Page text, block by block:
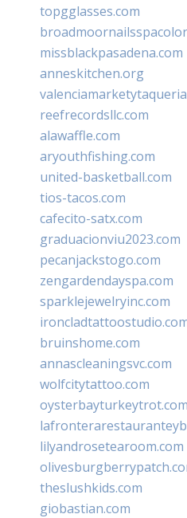
topgglasses.com
missblackpasadena.com
anneskitchen.org
reefrecordsllc.com
alawaffle.com
aryouthfishing.com
united-basketball.com
tios-tacos.com
cafecito-satx.com
graduacionviu2023.com
pecanjackstogo.com
zengardendayspa.com
sparklejewelryinc.com
bruinshome.com
annascleaningsvc.com
wolfcitytattoo.com
oysterbayturkeytrot.com
lilyandrosetearoom.com
theslushkids.com
giobastian.com